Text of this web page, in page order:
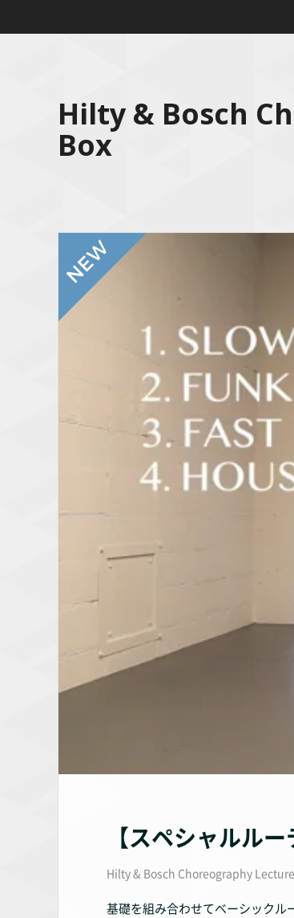
Hilty & Bosch
Box
【スペシャルル
Hilty & Bosch Choreography
基礎を組み合わせてベーシックル